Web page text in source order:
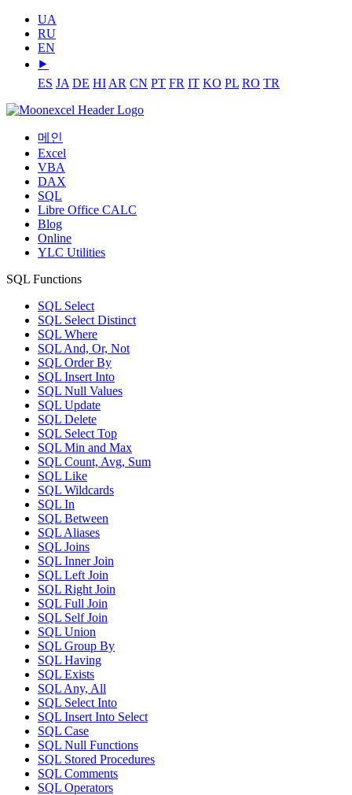
UA
RU
EN
⯈
ES JA DE HI AR CN PT FR IT KO PL RO TR
메인
Excel
VBA
DAX
SQL
Libre Office CALC
Blog
Online
YLC Utilities
SQL Functions
SQL Select
SQL Select Distinct
SQL Where
SQL And, Or, Not
SQL Order By
SQL Insert Into
SQL Null Values
SQL Update
SQL Delete
SQL Select Top
SQL Min and Max
SQL Count, Avg, Sum
SQL Like
SQL Wildcards
SQL In
SQL Between
SQL Aliases
SQL Joins
SQL Inner Join
SQL Left Join
SQL Right Join
SQL Full Join
SQL Self Join
SQL Union
SQL Group By
SQL Having
SQL Exists
SQL Any, All
SQL Select Into
SQL Insert Into Select
SQL Case
SQL Null Functions
SQL Stored Procedures
SQL Comments
SQL Operators